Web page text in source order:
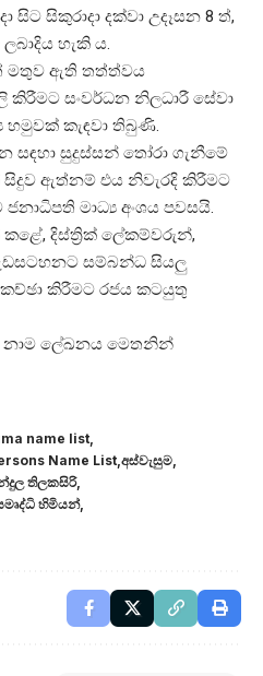
සිට සිකුරාදා දක්වා උදෑසන 8 ත්,
හැකි ය.
මතුව ඇති තත්ත්වය
සංවර්ධන නිලධාරී සේවා
හමුවක් කැඳවා තිබුණි.
සඳහා සුදුස්සන් තෝරා ගැනීමේ
සිදුව ඇත්නම් එය නිවැරදි කිරීමට
මාධ්‍ය අංශය පවසයි.
කළේ, දිස්ත්‍රික් ලේකම්වරුන්,
සම්බන්ධ සියලු
කිරීමට රජය කටයුතු
නාම ලේඛනය මෙතනින්
name list
Name List අස්වැසුම
තිලකසිරි
හිමියන්